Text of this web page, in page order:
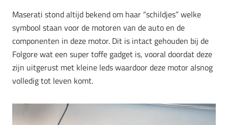
Maserati stond altijd bekend om haar “schildjes” welke
symbool staan voor de motoren van de auto en de
componenten in deze motor. Dit is intact gehouden bij de
Folgore wat een super toffe gadget is, vooral doordat deze
zijn uitgerust met kleine leds waardoor deze motor alsnog
volledig tot leven komt.